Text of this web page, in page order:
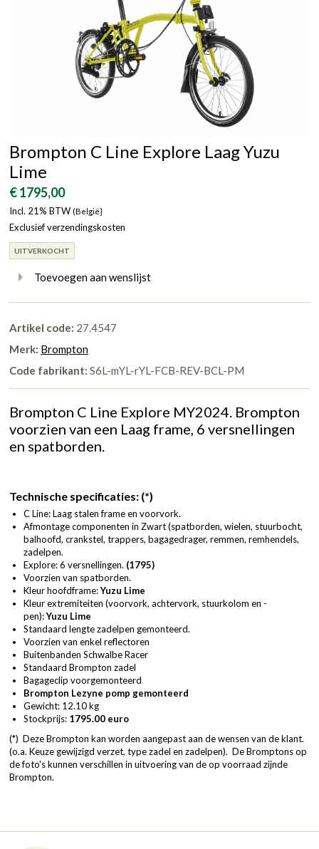
Brompton C Line Explore Laag Yuzu
Lime
€ 1795,00
Incl. 21% BTW (België}
Exclusief verzendingskosten
UITVERKOCHT
Toevoegen aan wenslijst
Artikel code: 27.4547
Merk: Brompton
Code fabrikant: S6L-mYL-rYL-FCB-REV-BCL-PM
Brompton C Line Explore MY2024. Brompton
voorzien van een Laag frame, 6 versnellingen
en spatborden.
Technische specificaties: (*)
C Line: Laag stalen frame en voorvork.
Afmontage componenten in Zwart (spatborden, wielen, stuurbocht,
balhoofd, crankstel, trappers, bagagedrager, remmen, remhendels,
zadelpen.
Explore: 6 versnellingen. (1795)
Voorzien van spatborden.
Kleur hoofdframe:Yuzu Lime
Kleur extremiteiten (voorvork, achtervork, stuurkolom en -
pen):Yuzu Lime
Standaard lengte zadelpen gemonteerd.
Voorzien van enkel reflectoren
Buitenbanden Schwalbe Racer
Standaard Brompton zadel
Bagageclip voorgemonteerd
Brompton Lezyne pomp gemonteerd
Gewicht: 12.10 kg
Stockprijs: 1795.00 euro
(*) Deze Brompton kan worden aangepast aan de wensen van de klant.
(o.a. Keuze gewijzigd verzet, type zadel en zadelpen). De Bromptons op
de foto's kunnen verschillen in uitvoering van de op voorraad zijnde
Brompton.